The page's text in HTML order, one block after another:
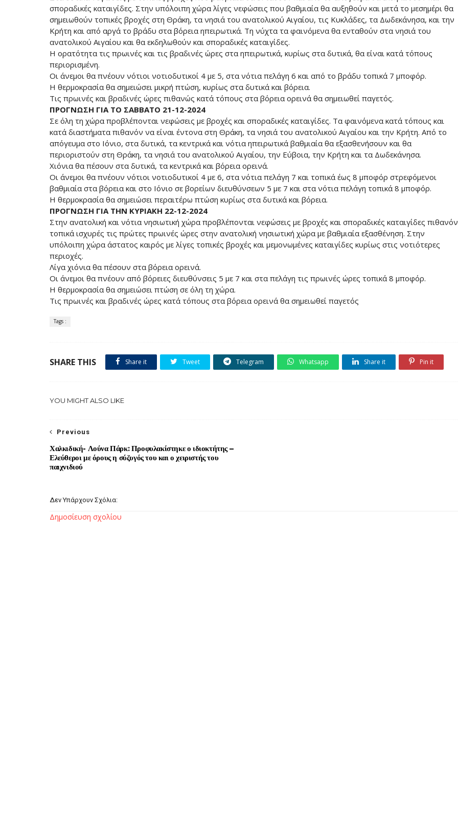
σποραδικές καταιγίδες. Στην υπόλοιπη χώρα λίγες νεφώσεις που βαθμιαία θα αυξηθούν και μετά το μεσημέρι θα
σημειωθούν τοπικές βροχές στη Θράκη, τα νησιά του ανατολικού Αιγαίου, τις Κυκλάδες, τα Δωδεκάνησα, και την
Κρήτη και από αργά το βράδυ στα βόρεια ηπειρωτικά. Τη νύχτα τα φαινόμενα θα ενταθούν στα νησιά του
ανατολικού Αιγαίου και θα εκδηλωθούν και σποραδικές καταιγίδες.
Η ορατότητα τις πρωινές και τις βραδινές ώρες στα ηπειρωτικά, κυρίως στα δυτικά, θα είναι κατά τόπους
περιορισμένη.
Οι άνεμοι θα πνέουν νότιοι νοτιοδυτικοί 4 με 5, στα νότια πελάγη 6 και από το βράδυ τοπικά 7 μποφόρ.
Η θερμοκρασία θα σημειώσει μικρή πτώση, κυρίως στα δυτικά και βόρεια.
Τις πρωινές και βραδινές ώρες πιθανώς κατά τόπους στα βόρεια ορεινά θα σημειωθεί παγετός.
ΠΡΟΓΝΩΣΗ ΓΙΑ ΤΟ ΣΑΒΒΑΤΟ 21-12-2024
Σε όλη τη χώρα προβλέπονται νεφώσεις με βροχές και σποραδικές καταιγίδες. Τα φαινόμενα κατά τόπους και
κατά διαστήματα πιθανόν να είναι έντονα στη Θράκη, τα νησιά του ανατολικού Αιγαίου και την Κρήτη. Από το
απόγευμα στο Ιόνιο, στα δυτικά, τα κεντρικά και νότια ηπειρωτικά βαθμιαία θα εξασθενήσουν και θα
περιοριστούν στη Θράκη, τα νησιά του ανατολικού Αιγαίου, την Εύβοια, την Κρήτη και τα Δωδεκάνησα.
Χιόνια θα πέσουν στα δυτικά, τα κεντρικά και βόρεια ορεινά.
Οι άνεμοι θα πνέουν νότιοι νοτιοδυτικοί 4 με 6, στα νότια πελάγη 7 και τοπικά έως 8 μποφόρ στρεφόμενοι
βαθμιαία στα βόρεια και στο Ιόνιο σε βορείων διευθύνσεων 5 με 7 και στα νότια πελάγη τοπικά 8 μποφόρ.
Η θερμοκρασία θα σημειώσει περαιτέρω πτώση κυρίως στα δυτικά και βόρεια.
ΠΡΟΓΝΩΣΗ ΓΙΑ ΤΗΝ ΚΥΡΙΑΚΗ 22-12-2024
Στην ανατολική και νότια νησιωτική χώρα προβλέπονται νεφώσεις με βροχές και σποραδικές καταιγίδες πιθανόν
τοπικά ισχυρές τις πρώτες πρωινές ώρες στην ανατολική νησιωτική χώρα με βαθμιαία εξασθένηση. Στην
υπόλοιπη χώρα άστατος καιρός με λίγες τοπικές βροχές και μεμονωμένες καταιγίδες κυρίως στις νοτιότερες
περιοχές.
Λίγα χιόνια θα πέσουν στα βόρεια ορεινά.
Οι άνεμοι θα πνέουν από βόρειες διευθύνσεις 5 με 7 και στα πελάγη τις πρωινές ώρες τοπικά 8 μποφόρ.
Η θερμοκρασία θα σημειώσει πτώση σε όλη τη χώρα.
Τις πρωινές και βραδινές ώρες κατά τόπους στα βόρεια ορεινά θα σημειωθεί παγετός
Tags :
SHARE THIS Share it Tweet Telegram Whatsapp Share it Pin it
YOU MIGHT ALSO LIKE
Previous
Χαλκιδική- Λούνα Πάρκ: Προφυλακίστηκε ο ιδιοκτήτης –
Ελεύθεροι με όρους η σύζυγός του και ο χειριστής του
παιχνιδιού
Δεν Υπάρχουν Σχόλια:
Δημοσίευση σχολίου